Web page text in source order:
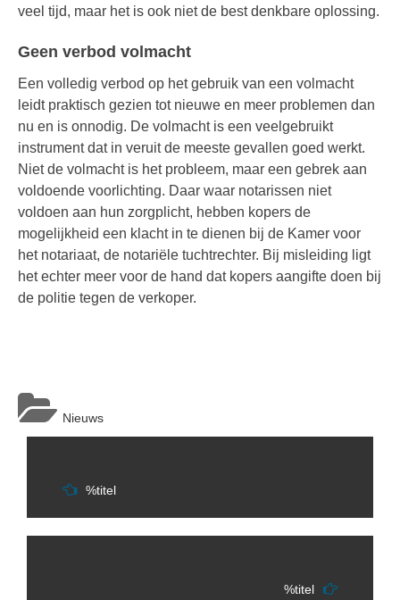
veel tijd, maar het is ook niet de best denkbare oplossing.
Geen verbod volmacht
Een volledig verbod op het gebruik van een volmacht
leidt praktisch gezien tot nieuwe en meer problemen dan
nu en is onnodig. De volmacht is een veelgebruikt
instrument dat in veruit de meeste gevallen goed werkt.
Niet de volmacht is het probleem, maar een gebrek aan
voldoende voorlichting. Daar waar notarissen niet
voldoen aan hun zorgplicht, hebben kopers de
mogelijkheid een klacht in te dienen bij de Kamer voor
het notariaat, de notariële tuchtrechter. Bij misleiding ligt
het echter meer voor de hand dat kopers aangifte doen bij
de politie tegen de verkoper.
Nieuws
Berichtnavigatie
%titel
%titel